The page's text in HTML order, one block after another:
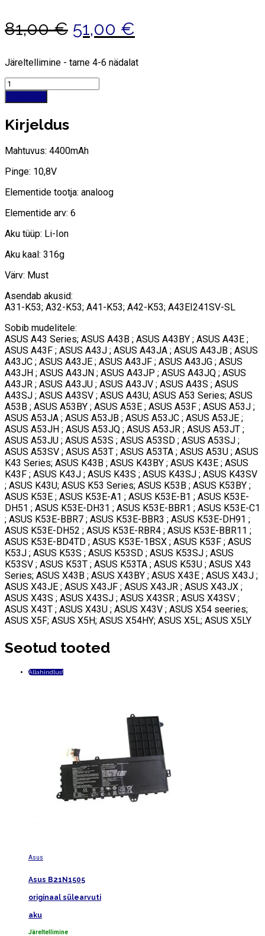
81,00€ Algne
oli:
81,00 €.
51,00 €
on:
Järeltellimine - tarne 4-6 nädalat
Quantity
Kirjeldus
Mahtuvus: 4400mAh
Pinge: 10,8V
Elementide tootja: analoog
Elementide arv: 6
Aku tüüp: Li-Ion
Aku kaal: 316g
Värv: Must
Asendab akusid:
A31-K53; A32-K53; A41-K53; A42-K53; A43EI241SV-SL
Sobib mudelitele:
ASUS A43 Series; ASUS A43B ; ASUS A43BY ; ASUS A43E ;
ASUS A43F ; ASUS A43J ; ASUS A43JA ; ASUS A43JB ; ASUS
A43JC ; ASUS A43JE ; ASUS A43JF ; ASUS A43JG ; ASUS
A43JH ; ASUS A43JN ; ASUS A43JP ; ASUS A43JQ ; ASUS
A43JR ; ASUS A43JU ; ASUS A43JV ; ASUS A43S ; ASUS
A43SJ ; ASUS A43SV ; ASUS A43U; ASUS A53 Series; ASUS
A53B ; ASUS A53BY ; ASUS A53E ; ASUS A53F ; ASUS A53J ;
ASUS A53JA ; ASUS A53JB ; ASUS A53JC ; ASUS A53JE ;
ASUS A53JH ; ASUS A53JQ ; ASUS A53JR ; ASUS A53JT ;
ASUS A53JU ; ASUS A53S ; ASUS A53SD ; ASUS A53SJ ;
ASUS A53SV ; ASUS A53T ; ASUS A53TA ; ASUS A53U ; ASUS
K43 Series; ASUS K43B ; ASUS K43BY ; ASUS K43E ; ASUS
K43F ; ASUS K43J ; ASUS K43S ; ASUS K43SJ ; ASUS K43SV
; ASUS K43U; ASUS K53 Series; ASUS K53B ; ASUS K53BY ;
ASUS K53E ; ASUS K53E-A1 ; ASUS K53E-B1 ; ASUS K53E-
DH51 ; ASUS K53E-DH31 ; ASUS K53E-BBR1 ; ASUS K53E-C1
; ASUS K53E-BBR7 ; ASUS K53E-BBR3 ; ASUS K53E-DH91 ;
ASUS K53E-DH52 ; ASUS K53E-RBR4 ; ASUS K53E-BBR11 ;
ASUS K53E-BD4TD ; ASUS K53E-1BSX ; ASUS K53F ; ASUS
K53J ; ASUS K53S ; ASUS K53SD ; ASUS K53SJ ; ASUS
K53SV ; ASUS K53T ; ASUS K53TA ; ASUS K53U ; ASUS X43
Series; ASUS X43B ; ASUS X43BY ; ASUS X43E ; ASUS X43J ;
ASUS X43JE ; ASUS X43JF ; ASUS X43JR ; ASUS X43JX ;
ASUS X43S ; ASUS X43SJ ; ASUS X43SR ; ASUS X43SV ;
ASUS X43T ; ASUS X43U ; ASUS X43V ; ASUS X54 seeries;
ASUS X5F; ASUS X5H; ASUS X54HY; ASUS X5L; ASUS X5LY
Seotud tooted
Allahindlus!
Asus
Asus B21N1505
originaal sülearvuti
aku
Järeltellimine